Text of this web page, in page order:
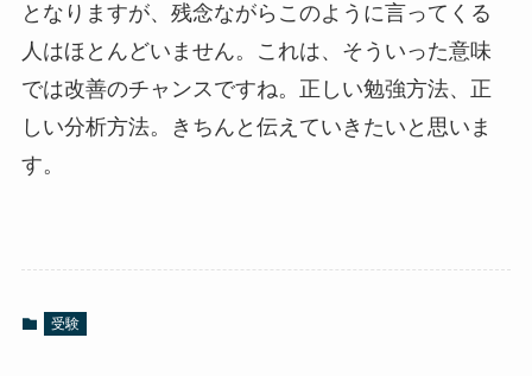
となりますが、残念ながらこのように言ってくる
人はほとんどいません。これは、そういった意味
では改善のチャンスですね。正しい勉強方法、正
しい分析方法。きちんと伝えていきたいと思いま
す。
受験